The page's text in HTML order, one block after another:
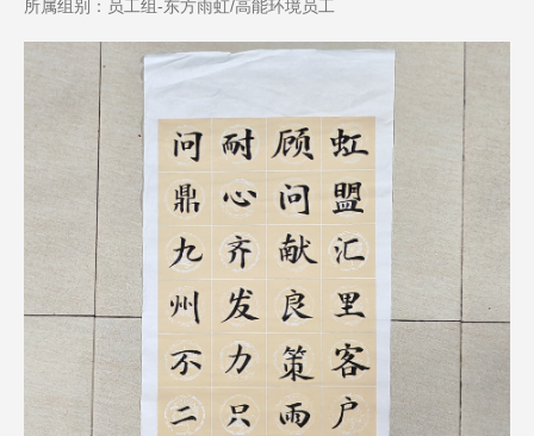
所属组别：员工组-东方雨虹/高能环境员工